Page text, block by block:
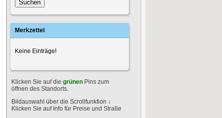
Merkzettel
Keine Einträge!
Klicken Sie auf die grünen Pins zum
öffnen des Standorts.
Bildauswahl über die Scrollfunktion ↓
Klicken Sie auf Info für Preise und Straße